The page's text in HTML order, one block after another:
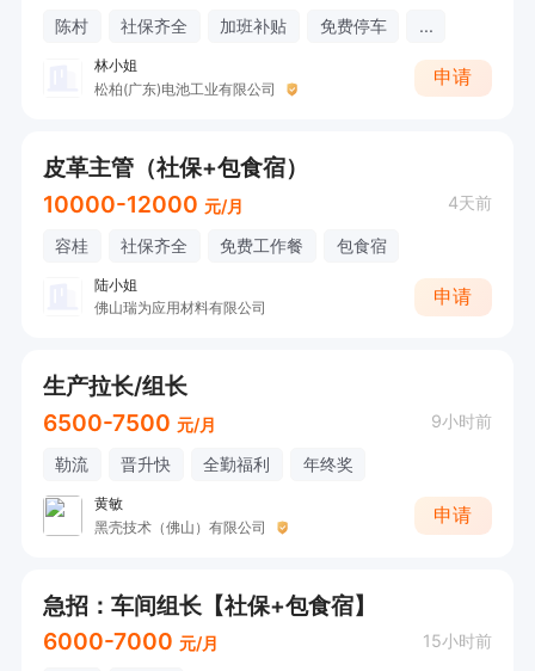
陈村 社保齐全 加班补贴 免费停车 ...
林小姐
松柏(广东)电池工业有限公司
申请
皮革主管（社保+包食宿）
10000-12000 元/月 4天前
容桂 社保齐全 免费工作餐 包食宿
陆小姐
佛山瑞为应用材料有限公司
申请
生产拉长/组长
6500-7500 元/月 9小时前
勒流 晋升快 全勤福利 年终奖
黄敏
黑壳技术（佛山）有限公司
申请
急招：车间组长【社保+包食宿】
6000-7000 元/月 15小时前